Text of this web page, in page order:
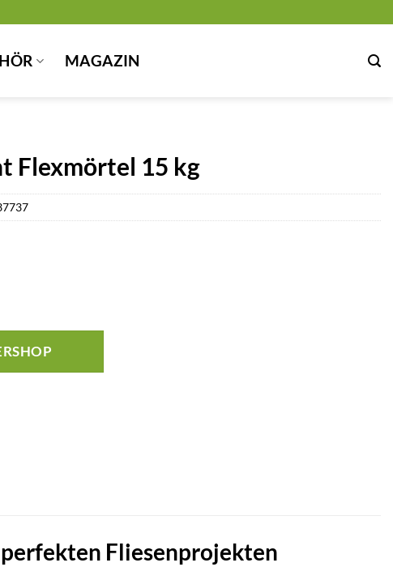
MAGAZIN
Flexmörtel 15 kg
Fliesenprojekten